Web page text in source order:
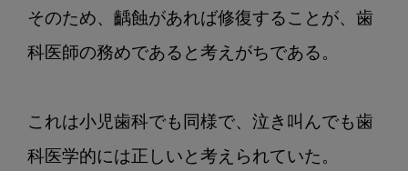
減
の
そ
の
そのため、齲蝕があれば修復することが、歯
科医師の務めであると考えがちである。
これは小児歯科でも同様で、泣き叫んでも歯
科医学的には正しいと考えられていた。